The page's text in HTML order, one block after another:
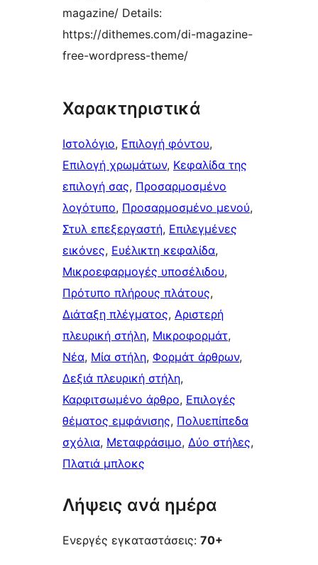
magazine/ Details:
https://dithemes.com/di-magazine-
free-wordpress-theme/
Χαρακτηριστικά
Ιστολόγιο, Επιλογή φόντου
Επιλογή χρωμάτων, Κεφαλίδα της
επιλογή σας, Προσαρμοσμένο
λογότυπο, Προσαρμοσμένο μενού
Στυλ επεξεργαστή, Επιλεγμένες
εικόνες, Ευέλικτη κεφαλίδα
Μικροεφαρμογές υποσέλιδου
Πρότυπο πλήρους πλάτους
Διάταξη πλέγματος, Αριστερή
πλευρική στήλη, Μικροφορμάτ
Νέα, Μία στήλη, Φορμάτ άρθρων
Δεξιά πλευρική στήλη
Καρφιτσωμένo άρθρo, Επιλογές
θέματος εμφάνισης, Πολυεπίπεδα
σχόλια, Μεταφράσιμο, Δύο στήλες
Πλατιά μπλοκς
Λήψεις ανά ημέρα
Ενεργές εγκαταστάσεις: 70+